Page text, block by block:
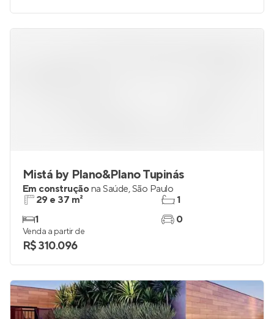
Mistá by Plano&Plano Tupinás
Em construçãona Saúde,São Paulo
29 e 37 m²
1
1
0
Venda a partir de
R$ 310.096